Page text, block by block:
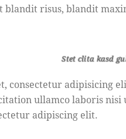
risus, blandit
Stet clita kasd
consectetur adipisicing
ullamco laboris
adipiscing elit.